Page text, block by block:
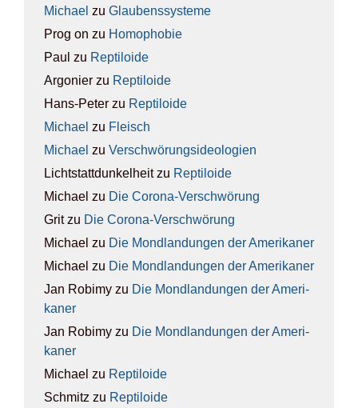
Michael zu Glau­bens­sys­te­me
Prog on zu Homo­pho­bie
Paul zu Rep­ti­lo­ide
Argonier zu Rep­ti­lo­ide
Hans-Peter zu Rep­ti­lo­ide
Michael zu Fleisch
Michael zu Ver­schwö­rungs­ideo­lo­gien
Lichtstattdunkelheitzu Rep­ti­lo­ide
Michael zu Die Coro­na-Ver­schwö­rung
Gritzu Die Coro­na-Ver­schwö­rung
Michael zu Die Mond­lan­dun­gen der Ame­ri­ka­ner
Michael zu Die Mond­lan­dun­gen der Ame­ri­ka­ner
Jan Robimy zu Die Mond­lan­dun­gen der Ame­ri­
ka­ner
Jan Robimy zu Die Mond­lan­dun­gen der Ame­ri­
ka­ner
Michael zu Rep­ti­lo­ide
Schmitz zu Rep­ti­lo­ide